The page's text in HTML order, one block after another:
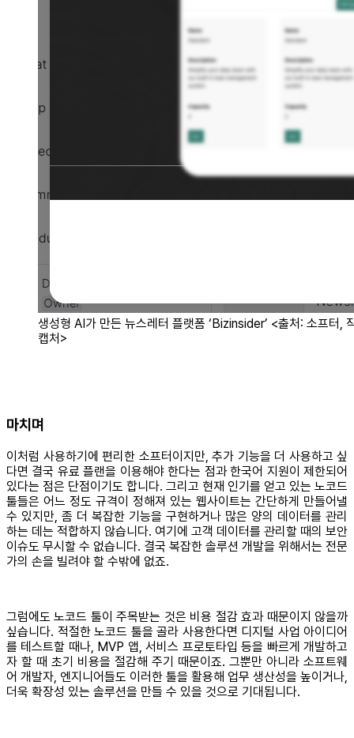
생성형 AI가 만든 뉴스레터 플랫폼 ‘Bizinsider’ <출처: 소프터,
캡처>
마치며
이처럼 사용하기에 편리한 소프터이지만, 추가 기능을 더 사용하고 싶
다면 결국 유료 플랜을 이용해야 한다는 점과 한국어 지원이 제한되어
있다는 점은 단점이기도 합니다. 그리고 현재 인기를 얻고 있는 노코드
툴들은 어느 정도 규격이 정해져 있는 웹사이트는 간단하게 만들어낼
수 있지만, 좀 더 복잡한 기능을 구현하거나 많은 양의 데이터를 관리
하는 데는 적합하지 않습니다. 여기에 고객 데이터를 관리할 때의 보안
이슈도 무시할 수 없습니다. 결국 복잡한 솔루션 개발을 위해서는 전문
가의 손을 빌려야 할 수밖에 없죠.
그럼에도 노코드 툴이 주목받는 것은 비용 절감 효과 때문이지 않을까
싶습니다. 적절한 노코드 툴을 골라 사용한다면 디지털 사업 아이디어
를 테스트할 때나, MVP 앱, 서비스 프로토타입 등을 빠르게 개발하고
자 할 때 초기 비용을 절감해 주기 때문이죠. 그뿐만 아니라 소프트웨
어 개발자, 엔지니어들도 이러한 툴을 활용해 업무 생산성을 높이거나,
더욱 확장성 있는 솔루션을 만들 수 있을 것으로 기대됩니다.